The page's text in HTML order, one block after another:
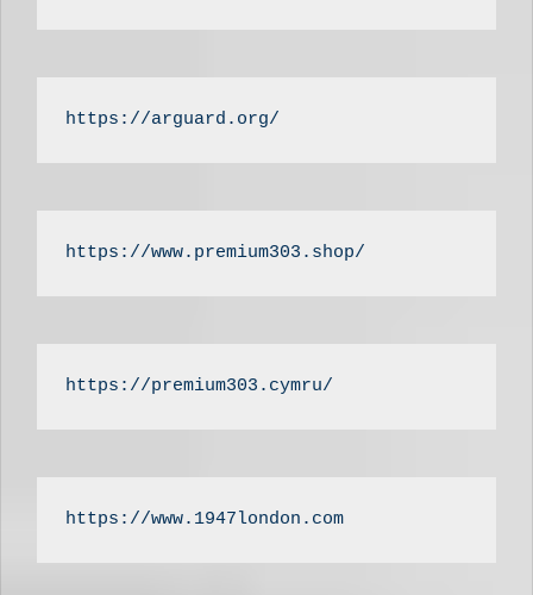
https://arguard.org/
https://www.premium303.shop/
https://premium303.cymru/
https://www.1947london.com